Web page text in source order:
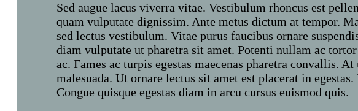
Sed augue lacus viverra vitae. Vestibulum rhoncus est
quam vulputate dignissim. Ante metus dictum at tempor.
sed lectus vestibulum. Vitae purus faucibus ornare
diam vulputate ut pharetra sit amet. Potenti nullam ac
ac. Fames ac turpis egestas maecenas pharetra convallis.
malesuada. Ut ornare lectus sit amet est placerat in
Congue quisque egestas diam in arcu cursus euismod quis.